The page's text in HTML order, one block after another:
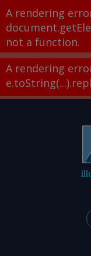
A rendering
not a function.
A rendering